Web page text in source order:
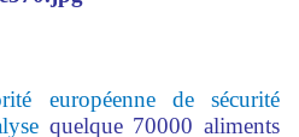
européenne de sécurité
quelque 70000 aliments